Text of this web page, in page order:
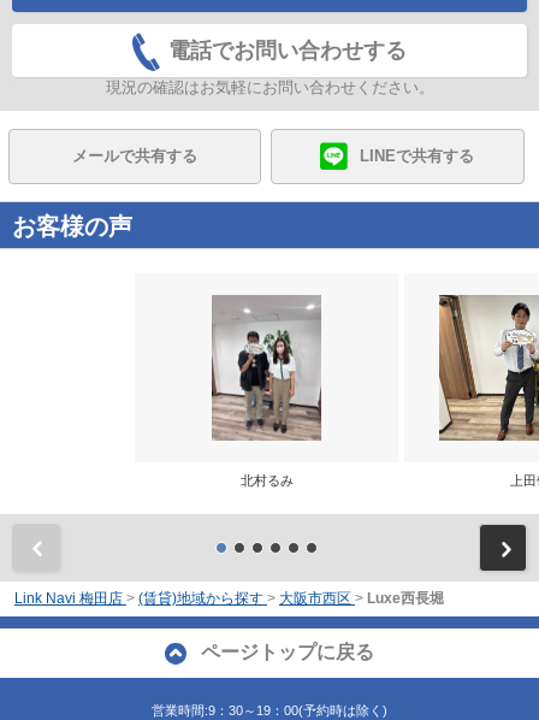
電話でお問い合わせする
現況の確認はお気軽にお問い合わせください。
メールで共有する LINEで共有する
お客様の声
北村るみ 上
Link Navi 梅田店 > (賃貸)地域から探す > 大阪市西区 > Luxe西長堀
ページトップに戻る
営業時間:9：30～19：00(予約時は除く)